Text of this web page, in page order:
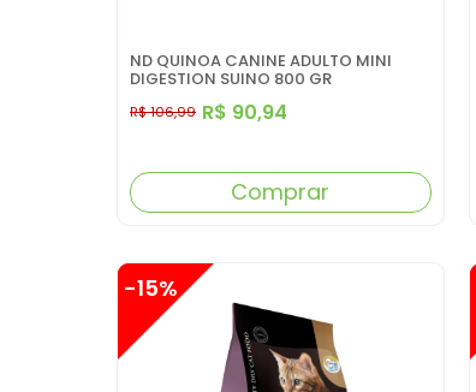
ND QUINOA CANINE ADULTO MINI
DIGESTION SUINO 800 GR
R$ 90,94
R$ 106,99
Comprar
-15%